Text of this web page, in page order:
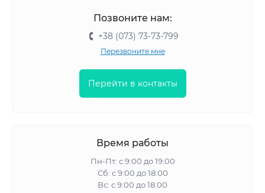
Позвоните нам:
+38 (073) 73-73-799
Перезвоните мне
Перейти в контакты
Время работы
Пн-Пт: с 9:00 до 19:00
Сб: с 9:00 до 18:00
Вс: с 9:00 до 18:00